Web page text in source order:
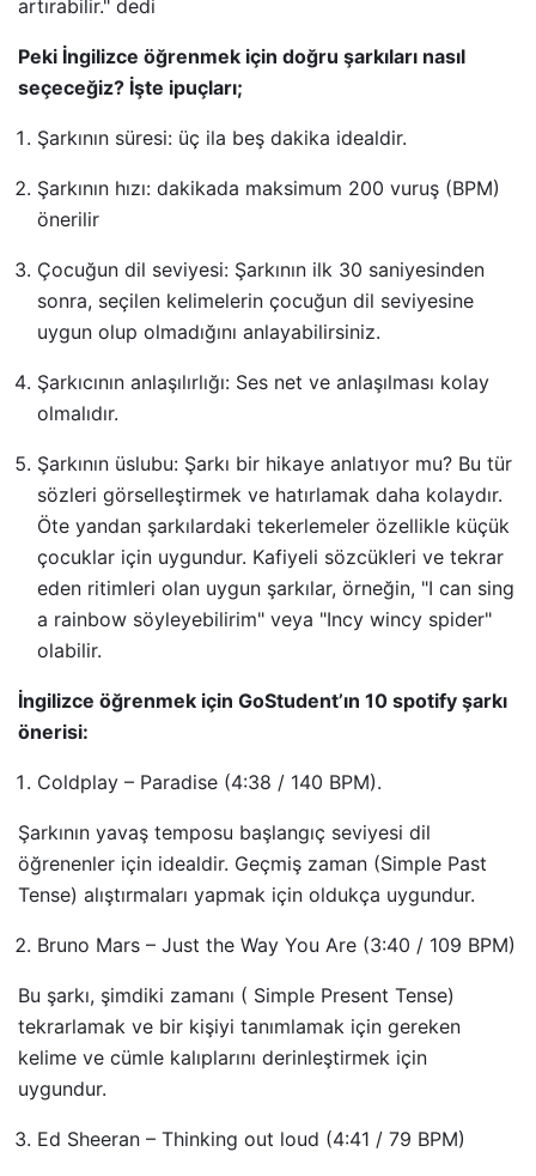
artırabilir." dedi
Peki İngilizce öğrenmek için doğru şarkıları nasıl
seçeceğiz? İşte ipuçları;
Şarkının süresi: üç ila beş dakika idealdir.
Şarkının hızı: dakikada maksimum 200 vuruş (BPM)
önerilir
Çocuğun dil seviyesi: Şarkının ilk 30 saniyesinden
sonra, seçilen kelimelerin çocuğun dil seviyesine
uygun olup olmadığını anlayabilirsiniz.
Şarkıcının anlaşılırlığı: Ses net ve anlaşılması kolay
olmalıdır.
Şarkının üslubu: Şarkı bir hikaye anlatıyor mu? Bu tür
sözleri görselleştirmek ve hatırlamak daha kolaydır.
Öte yandan şarkılardaki tekerlemeler özellikle küçük
çocuklar için uygundur. Kafiyeli sözcükleri ve tekrar
eden ritimleri olan uygun şarkılar, örneğin, "I can sing
a rainbow söyleyebilirim" veya "Incy wincy spider"
olabilir.
İngilizce öğrenmek için GoStudent’ın 10 spotify şarkı
önerisi:
Coldplay – Paradise (4:38 / 140 BPM).
Şarkının yavaş temposu başlangıç seviyesi dil
öğrenenler için idealdir. Geçmiş zaman (Simple Past
Tense) alıştırmaları yapmak için oldukça uygundur.
Bruno Mars – Just the Way You Are (3:40 / 109 BPM)
Bu şarkı, şimdiki zamanı ( Simple Present Tense)
tekrarlamak ve bir kişiyi tanımlamak için gereken
kelime ve cümle kalıplarını derinleştirmek için
uygundur.
Ed Sheeran – Thinking out loud (4:41 / 79 BPM)